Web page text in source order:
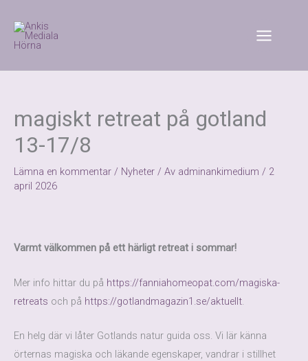
innehåll
magiskt retreat på gotland
13-17/8
Lämna en kommentar / Nyheter / Av adminankimedium / 2
april 2026
Varmt välkommen på ett härligt retreat i sommar!
Mer info hittar du på https://fanniahomeopat.com/magiska-
retreats och på https://gotlandmagazin1.se/aktuellt
En helg där vi låter Gotlands natur guida oss. Vi lär känna
örternas magiska och läkande egenskaper, vandrar i stillhet